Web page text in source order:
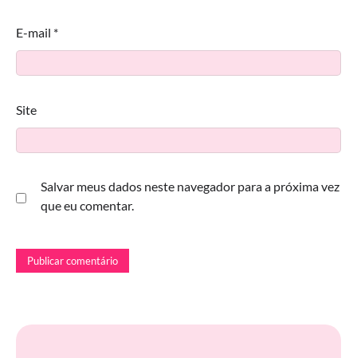
E-mail *
Site
Salvar meus dados neste navegador para a próxima vez
que eu comentar.